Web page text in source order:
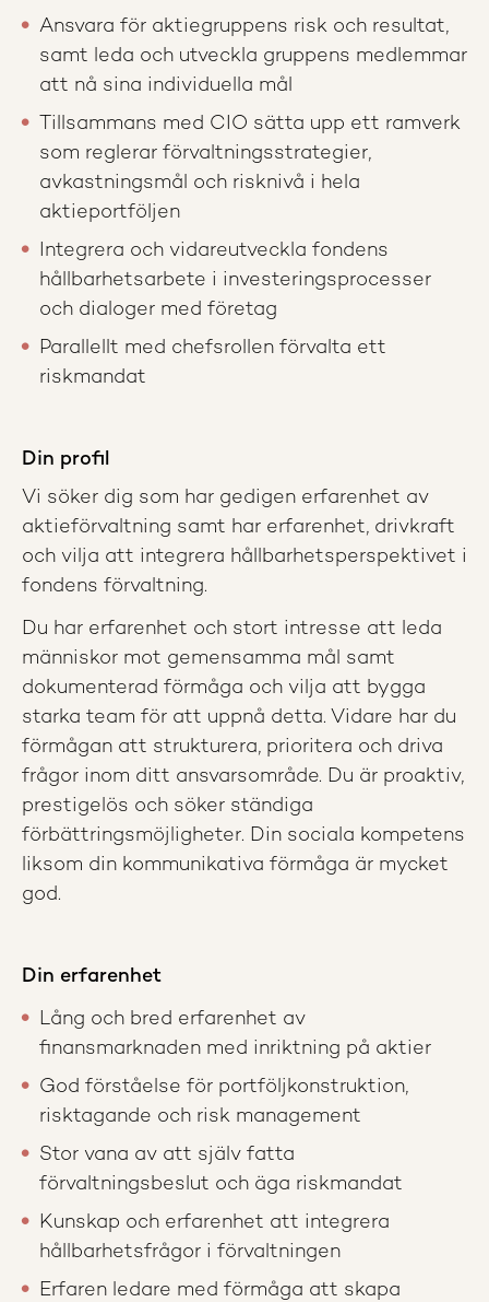
Ansvara för aktiegruppens risk och resultat,
samt leda och utveckla gruppens medlemmar
att nå sina individuella mål
Tillsammans med CIO sätta upp ett ramverk
som reglerar förvaltningsstrategier,
avkastningsmål och risknivå i hela
aktieportföljen
Integrera och vidareutveckla fondens
hållbarhetsarbete i investeringsprocesser
och dialoger med företag
Parallellt med chefsrollen förvalta ett
riskmandat
Din profil
Vi söker dig som har gedigen erfarenhet av
aktieförvaltning samt har erfarenhet, drivkraft
och vilja att integrera hållbarhetsperspektivet i
fondens förvaltning.
Du har erfarenhet och stort intresse att leda
människor mot gemensamma mål samt
dokumenterad förmåga och vilja att bygga
starka team för att uppnå detta. Vidare har du
förmågan att strukturera, prioritera och driva
frågor inom ditt ansvarsområde. Du är proaktiv,
prestigelös och söker ständiga
förbättringsmöjligheter. Din sociala kompetens
liksom din kommunikativa förmåga är mycket
god.
Din erfarenhet
Lång och bred erfarenhet av
finansmarknaden med inriktning på aktier
God förståelse för portföljkonstruktion,
risktagande och risk management
Stor vana av att själv fatta
förvaltningsbeslut och äga riskmandat
Kunskap och erfarenhet att integrera
hållbarhetsfrågor i förvaltningen
Erfaren ledare med förmåga att skapa